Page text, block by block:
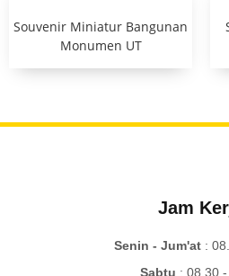
Souvenir Miniatur Bangunan
Monumen UT
Jam
Senin - Jum'at :
Sabtu : 08.30